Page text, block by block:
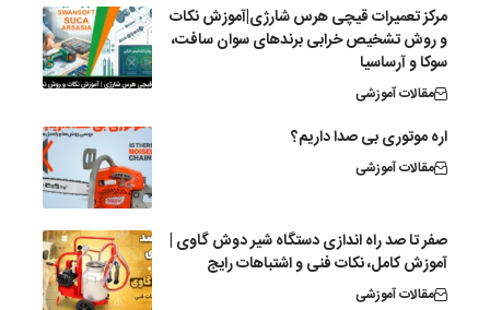
مرکز تعمیرات قیچی هرس شارژی|آموزش نکات
و روش تشخیص خرابی برندهای سوان سافت،
سوکا و آرساسیا
مقالات آموزشی
اره موتوری بی صدا داریم؟
مقالات آموزشی
صفر تا صد راه اندازی دستگاه شیر دوش گاوی |
آموزش کامل، نکات فنی و اشتباهات رایج
مقالات آموزشی